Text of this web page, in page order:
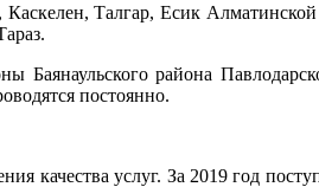
Талгар, Есик
Баянаульского района
постоянно.
качества услуг. За 2019 год